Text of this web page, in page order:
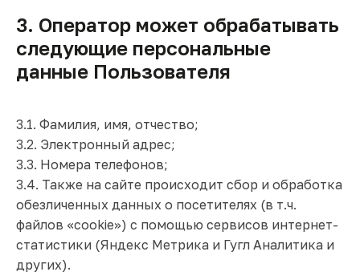
3. Оператор может обрабатывать
следующие персональные
данные Пользователя
3.1. Фамилия, имя, отчество;
3.2. Электронный адрес;
3.3. Номера телефонов;
3.4. Также на сайте происходит сбор и обработка
обезличенных данных о посетителях (в т.ч.
файлов «cookie») с помощью сервисов интернет-
статистики (Яндекс Метрика и Гугл Аналитика и
других).